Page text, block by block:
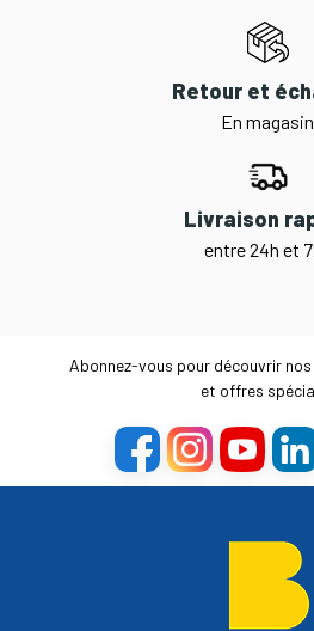
Retour et
En magasin
Livraison
entre 24h et
Abonnez-vous pour découvrir
et offres